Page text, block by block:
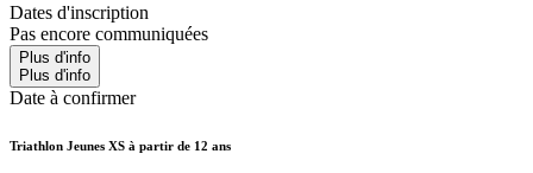
Dates d'inscription
Pas encore communiquées
Plus d'info
Plus d'info
Date à confirmer
Triathlon Jeunes XS à partir de 12 ans